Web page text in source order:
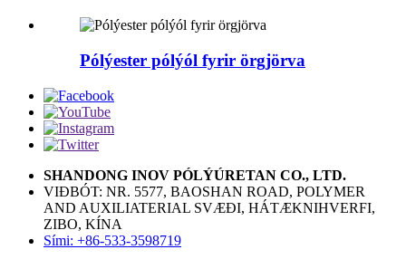
Pólýester pólýól fyrir örgjörva
SHANDONG INOV PÓLÝÚRETAN CO., LTD.
VIÐBÓT: NR. 5577, BAOSHAN ROAD, POLYMER
AND AUXILIATERIAL SVÆÐI, HÁTÆKNIHVERFI,
ZIBO, KÍNA
Sími: +86-533-3598719